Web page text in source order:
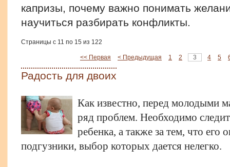
капризы, почему важно понимать
научиться разбирать конфликты.
Страницы с 11 по 15 из 122
<< Первая < Предыдущая 1 2 3 4 5
Радость для двоих
Как известно, перед молодыми
ряд проблем. Необходимо
ребенка, а также за тем, что его
подгузники, выбор которых дается нелегко.